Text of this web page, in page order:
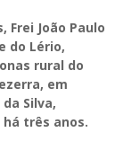
Frei João Paulo
do Lério,
rural do
em
Silva,
três anos.